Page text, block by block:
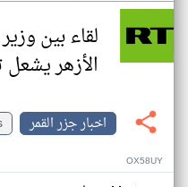
لقاء بين
الأزهر
اخبار جزر القمر
OX58UY